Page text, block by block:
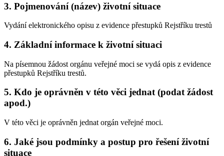
3. Pojmenování (název) životní situace
Vydání elektronického opisu z evidence přestupků Rejstříku trestů
4. Základní informace k životní situaci
Na písemnou žádost orgánu veřejné moci se vydá opis z evidence
přestupků Rejstříku trestů.
5. Kdo je oprávněn v této věci jednat (podat žádost
apod.)
V této věci je oprávněn jednat orgán veřejné moci.
6. Jaké jsou podmínky a postup pro řešení životní
situace